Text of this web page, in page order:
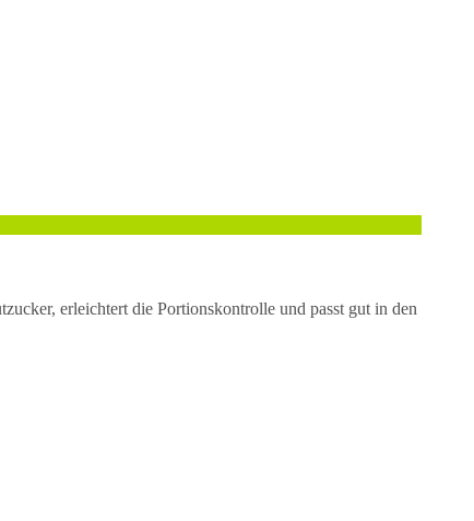
erleichtert die Portionskontrolle und passt gut in den